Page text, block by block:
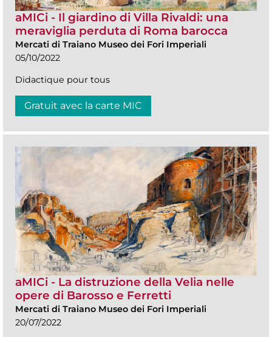
aMICi - Il giardino di Villa Rivaldi: una
meraviglia perduta di Roma barocca
Mercati di Traiano Museo dei Fori Imperiali
05/10/2022
Didactique pour tous
Gratuit avec la carte MIC
aMICi - La distruzione della Velia nelle
opere di Barosso e Ferretti
Mercati di Traiano Museo dei Fori Imperiali
20/07/2022